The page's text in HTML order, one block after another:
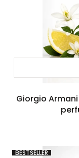
Giorgio
BESTSELLER